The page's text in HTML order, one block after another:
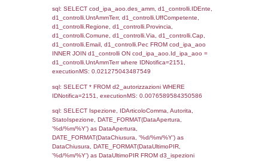
n.FileNotificaZip, n.DataFileNotificaZip
LEFT JOIN infostabilimento i ON
n.CodiceUnivoco LEFT JOIN
a1.CodiceUnivoco = n.CodiceUnivoco LEFT
el_comuni AS el_com ON a1.ComuneStab =
el_com.IstComune LEFT JOIN el_province
a1.ProvinciaStab = el_prov.IstProvincia
sql: SELECT a1_stabilimento.*,
ComuneST, el_province.citta as
el_regioni.Regione as RegioneST,